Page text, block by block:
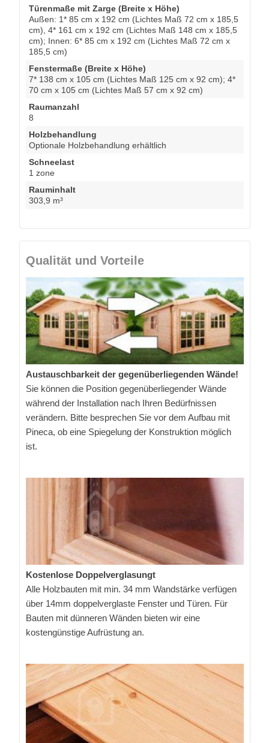
Türenmaße mit Zarge (Breite x Höhe)
Außen: 1* 85 cm x 192 cm (Lichtes Maß 72 cm x 185,5
cm), 4* 161 cm x 192 cm (Lichtes Maß 148 cm x 185,5
cm); Innen: 6* 85 cm x 192 cm (Lichtes Maß 72 cm x
185,5 cm)
Fenstermaße (Breite x Höhe)
7* 138 cm x 105 cm (Lichtes Maß 125 cm x 92 cm); 4*
70 cm x 105 cm (Lichtes Maß 57 cm x 92 cm)
Raumanzahl
8
Holzbehandlung
Optionale Holzbehandlung erhältlich
Schneelast
1 zone
Rauminhalt
303,9 m³
Qualität und Vorteile
Austauschbarkeit der gegenüberliegenden Wände!
Sie können die Position gegenüberliegender Wände
während der Installation nach Ihren Bedürfnissen
verändern. Bitte besprechen Sie vor dem Aufbau mit
Pineca, ob eine Spiegelung der Konstruktion möglich
ist.
Kostenlose Doppelverglasungt
Alle Holzbauten mit min. 34 mm Wandstärke verfügen
über 14mm doppelverglaste Fenster und Türen. Für
Bauten mit dünneren Wänden bieten wir eine
kostengünstige Aufrüstung an.